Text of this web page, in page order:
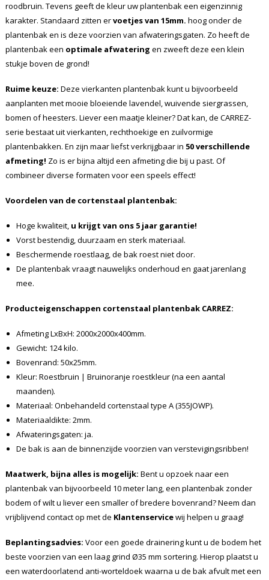
roodbruin. Tevens geeft de kleur uw plantenbak een eigenzinnig
karakter. Standaard zitten ervoetjes van 15mm. hoog onder de
plantenbak en is deze voorzien van afwateringsgaten. Zo heeft de
plantenbak een optimale afwatering en zweeft deze een klein
stukje boven de grond!
Ruime keuze: Deze vierkanten plantenbak kunt u bijvoorbeeld
aanplanten met mooie bloeiende lavendel, wuivende siergrassen,
bomen of heesters. Liever een maatje kleiner? Dat kan, de CARREZ-
serie bestaat uit vierkanten, rechthoekige en zuilvormige
plantenbakken. En zijn maar liefst verkrijgbaar in 50 verschillende
afmeting! Zo is er bijna altijd een afmeting die bij u past. Of
combineer diverse formaten voor een speels effect!
Voordelen van de cortenstaal plantenbak:
Hoge kwaliteit, u krijgt van ons 5 jaar garantie!
Vorst bestendig, duurzaam en sterk materiaal.
Beschermende roestlaag, de bak roest niet door.
De plantenbak vraagt nauwelijks onderhoud en gaat jarenlang
mee.
Producteigenschappen cortenstaal plantenbak CARREZ:
Afmeting LxBxH: 2000x2000x400mm.
Gewicht: 124 kilo.
Bovenrand: 50x25mm.
Kleur: Roestbruin | Bruinoranje roestkleur (na een aantal
maanden).
Materiaal: Onbehandeld cortenstaal type A (355JOWP).
Materiaaldikte: 2mm.
Afwateringsgaten: ja.
De bak is aan de binnenzijde voorzien van verstevigingsribben!
Maatwerk, bijna alles is mogelijk: Bent u opzoek naar een
plantenbak van bijvoorbeeld 10 meter lang, een plantenbak zonder
bodem of wilt u liever een smaller of bredere bovenrand? Neem dan
vrijblijvend contact op met de Klantenservicewij helpen u graag!
Beplantingsadvies: Voor een goede drainering kunt u de bodem het
beste voorzien van een laag grind Ø35 mm sortering. Hierop plaatst u
een waterdoorlatend anti-worteldoek waarna u de bak afvult met een